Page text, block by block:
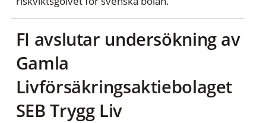
FI avslutar undersökning av
Gamla
Livförsäkringsaktiebolaget
SEB Trygg Liv